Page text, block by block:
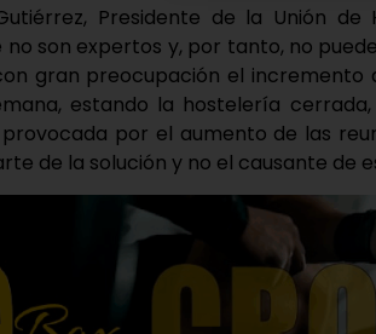
Presidente de la Unión de
no son expertos y, por tanto, no
gran preocupación el incremento
estando la hostelería
por el aumento de las
de la solución y no el causante de